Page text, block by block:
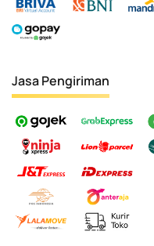
Jasa Pengiriman